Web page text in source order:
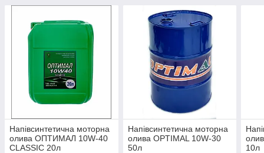
Напівсинтетична моторна
олива ОПТИМАЛ 10W-40
CLASSIC 20л
Напівсинтетична моторна
олива OPTIMAL 10W-30
50л
10л